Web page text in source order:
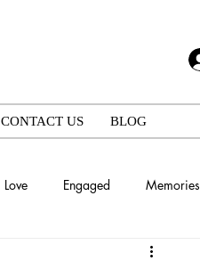
CONTACT US BLOG
Love Engaged Memories